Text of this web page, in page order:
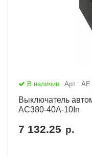
В наличии Арт.: АЕ
Выключатель
AC380-40А-10In
7 132.25 р.